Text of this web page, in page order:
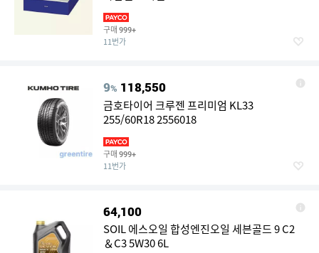
구매 999+
11번가
9% 118,550
금호타이어 크루젠 프리미엄 KL33
255/60R18 2556018
구매 999+
11번가
64,100
SOIL 에스오일 합성엔진오일 세븐골드 9 C2
＆C3 5W30 6L